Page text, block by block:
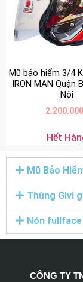
Mũ bảo hiểm 3/4
IRON MAN Quận
Nội
2.200.000
Hết
Mũ Bảo
Thùng Givi
Nón fullface
CÔNG TY